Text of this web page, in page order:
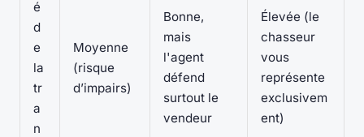
é
d
e
la
tr
a
n
Moyenne
(risque
d’impairs)
Bonne,
mais
l'agent
défend
surtout le
vendeur
Élevée (le
chasseur
vous
représente
exclusivem
ent)